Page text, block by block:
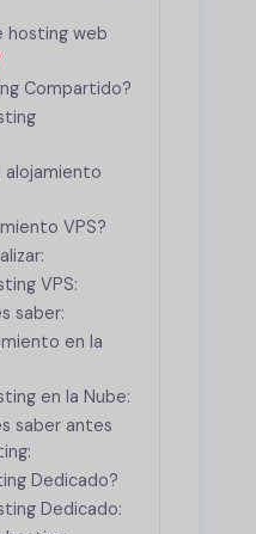
hosting web
Compartido?
alojamiento
VPS?
VPS:
saber:
en la
en la Nube:
saber antes
Dedicado?
Dedicado: